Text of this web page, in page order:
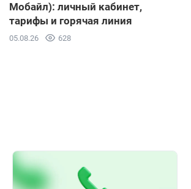
Мобайл): личный кабинет,
тарифы и горячая линия
05.08.26 628